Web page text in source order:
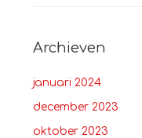
Archieven
januari 2024
december 2023
oktober 2023